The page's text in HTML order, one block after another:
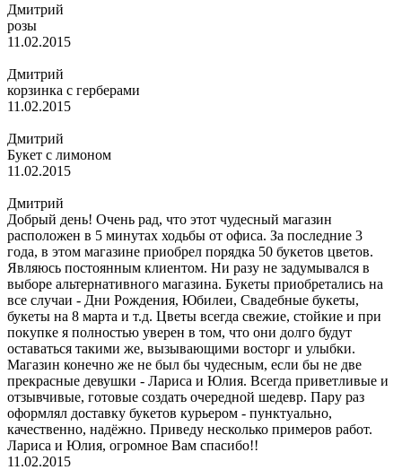
Дмитрий
розы
11.02.2015
Дмитрий
корзинка с герберами
11.02.2015
Дмитрий
Букет с лимоном
11.02.2015
Дмитрий
Добрый день! Очень рад, что этот чудесный магазин
расположен в 5 минутах ходьбы от офиса. За последние 3
года, в этом магазине приобрел порядка 50 букетов цветов.
Являюсь постоянным клиентом. Ни разу не задумывался в
выборе альтернативного магазина. Букеты приобретались на
все случаи - Дни Рождения, Юбилеи, Свадебные букеты,
букеты на 8 марта и т.д. Цветы всегда свежие, стойкие и при
покупке я полностью уверен в том, что они долго будут
оставаться такими же, вызывающими восторг и улыбки.
Магазин конечно же не был бы чудесным, если бы не две
прекрасные девушки - Лариса и Юлия. Всегда приветливые и
отзывчивые, готовые создать очередной шедевр. Пару раз
оформлял доставку букетов курьером - пунктуально,
качественно, надёжно. Приведу несколько примеров работ.
Лариса и Юлия, огромное Вам спасибо!!
11.02.2015